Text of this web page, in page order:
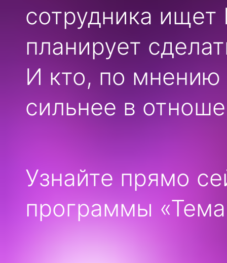
сотрудника
планирует
И кто, по
сильнее в
Узнайте прямо
программы